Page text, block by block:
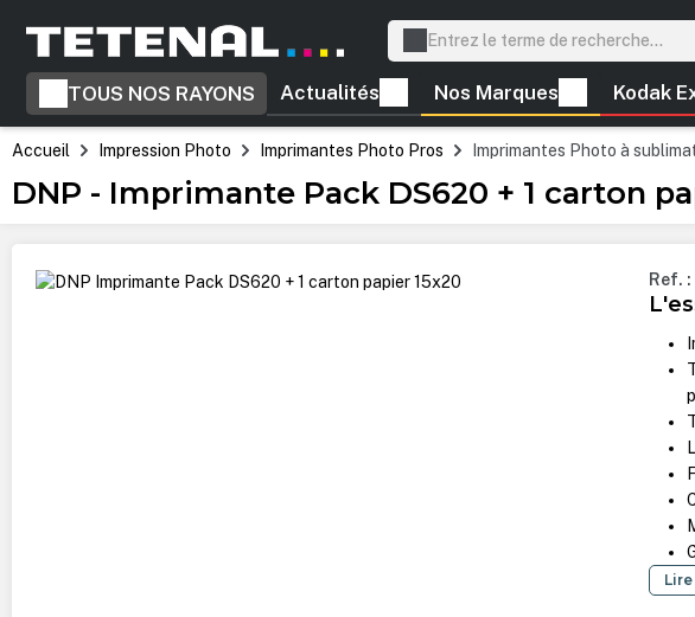
Passer à la navigation principale
TOUS NOS RAYONS Actualités Nos Marques Kodak
Accueil Impression Photo Imprimantes Photo Pros Imprimantes Photo à
DNP - Imprimante Pack DS620 + 1 carton
Ignorer la galerie d'images Ref.